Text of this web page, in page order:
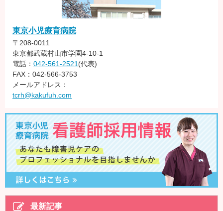
東京小児療育病院
〒208-0011
東京都武蔵村山市学園4-10-1
電話： 042-561-2521 (代表)
FAX：042-566-3753
メールアドレス：
tcrh@kakufuh.com
最新記事